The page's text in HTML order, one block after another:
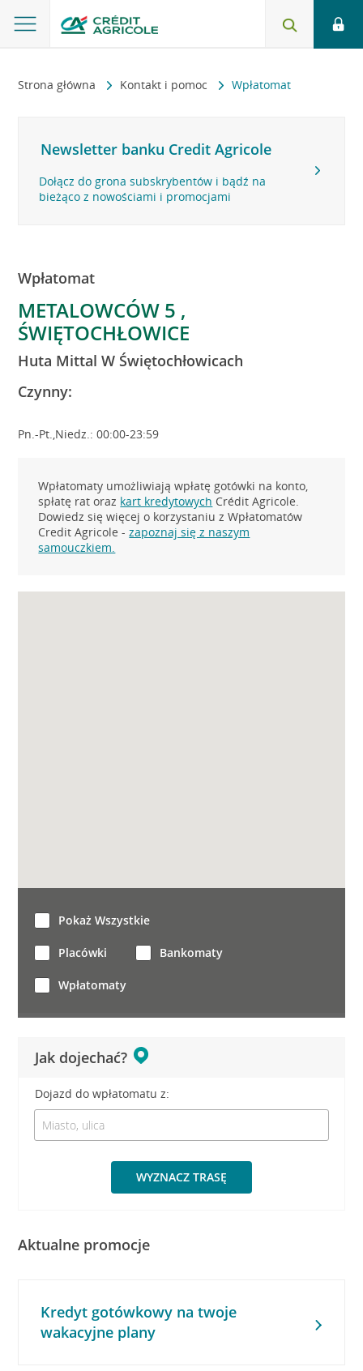
Strona główna Kontakt i pomoc Wpłatomat
Newsletter banku Credit Agricole
Dołącz do grona subskrybentów i bądź na
bieżąco z nowościami i promocjami
Wpłatomat
METALOWCÓW 5 ,
ŚWIĘTOCHŁOWICE
Huta Mittal W Świętochłowicach
Czynny:
Pn.-Pt.,Niedz.: 00:00-23:59
Wpłatomaty umożliwiają wpłatę gotówki na konto,
spłatę rat oraz kart kredytowych Crédit Agricole.
Dowiedz się więcej o korzystaniu z Wpłatomatów
Credit Agricole -zapoznaj się z naszym
samouczkiem.
Jak dojechać?
Dojazd do wpłatomatu z:
WYZNACZ TRASĘ
Pokaż Wszystkie
Placówki Bankomaty
Wpłatomaty
Aktualne promocje
Kredyt gotówkowy na twoje
wakacyjne plany